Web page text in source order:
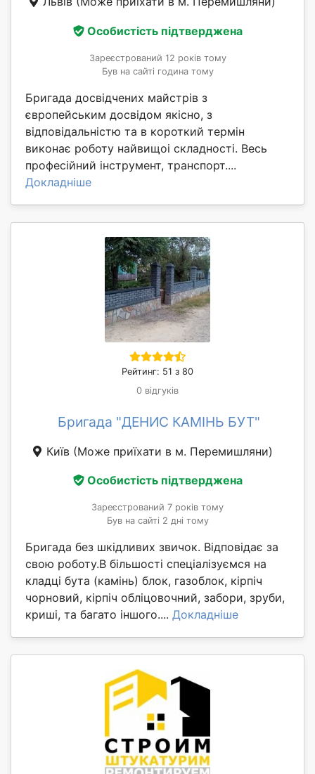
Особистість підтверджена
Зареєстрований 12 років тому
Був на сайті година тому
Бригада досвідчених майстрів з
європейським досвідом якісно, з
відповідальністю та в короткий термін
виконає роботу найвищоі складності. Весь
професійний інструмент, транспорт....
Докладніше
Рейтинг: 51 з 80
0 відгуків
Бригада "ДЕНИС КАМІНЬ БУТ"
Київ (Може приїхати в м. Перемишляни)
Особистість підтверджена
Зареєстрований 7 років тому
Був на сайті 2 дні тому
Бригада без шкідливих звичок. Відповідає за
свою роботу.В більшості спеціалізуємся на
кладці бута (камінь) блок, газоблок, кірпіч
чорновий, кірпіч обліцовочний, забори, зруби,
криші, та багато іншого.... Докладніше